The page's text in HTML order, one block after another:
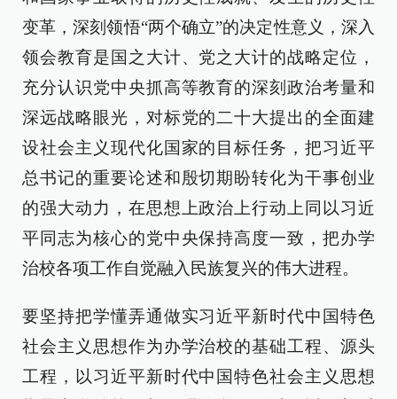
变革，深刻领悟“两个确立”的决定性意义，深入
领会教育是国之大计、党之大计的战略定位，
充分认识党中央抓高等教育的深刻政治考量和
深远战略眼光，对标党的二十大提出的全面建
设社会主义现代化国家的目标任务，把习近平
总书记的重要论述和殷切期盼转化为干事创业
的强大动力，在思想上政治上行动上同以习近
平同志为核心的党中央保持高度一致，把办学
治校各项工作自觉融入民族复兴的伟大进程。
要坚持把学懂弄通做实习近平新时代中国特色
社会主义思想作为办学治校的基础工程、源头
工程，以习近平新时代中国特色社会主义思想